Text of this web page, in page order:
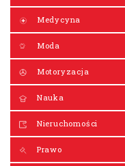
Medycyna
Moda
Motoryzacja
Nauka
Nieruchomości
Prawo